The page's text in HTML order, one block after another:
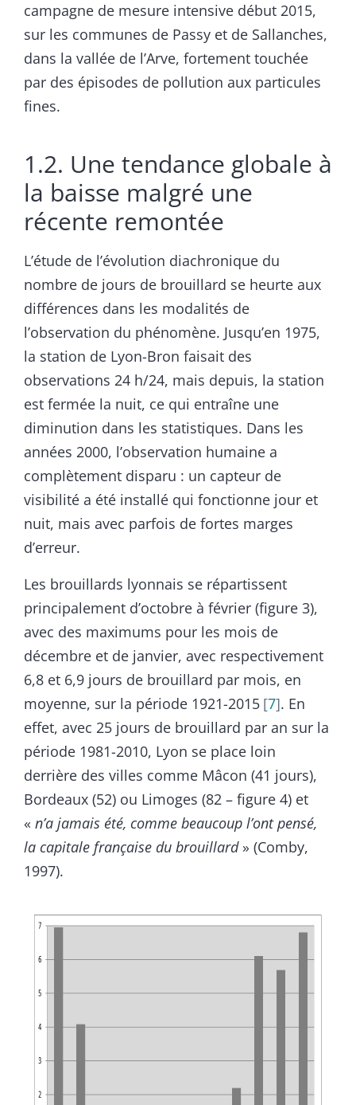
campagne de mesure intensive début 2015,
sur les communes de Passy et de Sallanches,
dans la vallée de l’Arve, fortement touchée
par des épisodes de pollution aux particules
fines.
1.2. Une tendance globale à
la baisse malgré une
récente remontée
L’étude de l’évolution diachronique du
nombre de jours de brouillard se heurte aux
différences dans les modalités de
l’observation du phénomène. Jusqu’en 1975,
la station de Lyon-Bron faisait des
observations 24 h/24, mais depuis, la station
est fermée la nuit, ce qui entraîne une
diminution dans les statistiques. Dans les
années 2000, l’observation humaine a
complètement disparu : un capteur de
visibilité a été installé qui fonctionne jour et
nuit, mais avec parfois de fortes marges
d’erreur.
Les brouillards lyonnais se répartissent
principalement d’octobre à février (figure 3),
avec des maximums pour les mois de
décembre et de janvier, avec respectivement
6,8 et 6,9 jours de brouillard par mois, en
moyenne, sur la période 1921-2015 7 . En
effet, avec 25 jours de brouillard par an sur la
période 1981-2010, Lyon se place loin
derrière des villes comme Mâcon (41 jours),
Bordeaux (52) ou Limoges (82 – figure 4) et
« n’a jamais été, comme beaucoup l’ont pensé,
la capitale française du brouillard » (Comby,
1997).